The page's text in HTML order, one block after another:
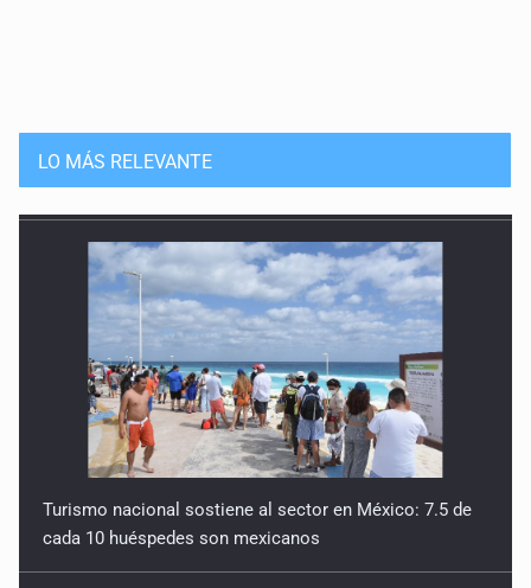
LO MÁS RELEVANTE
Turismo nacional sostiene al sector en México: 7.5 de
cada 10 huéspedes son mexicanos